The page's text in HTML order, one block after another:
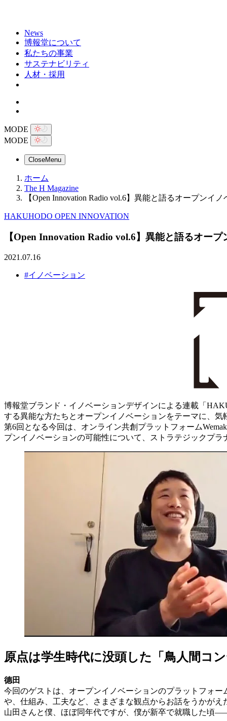
News
博報堂について
私たちの事業
サステナビリティ
人材・採用
MODE
MODE
CloseMenu
ホーム
The H Magazine
【Open Innovation Radio vol.6】異能と語るオープン
HAKUHODO OPEN INNOVATION
【Open Innovation Radio vol.6】異能と語るオー
2021.07.16
#イノベーション
博報堂ブランド・イノベーションデザインによる連載「
する異能な方たちとオープンイノベーションをテーマに、気
第6回となる今回は、オンライン共創プラットフォーム
プンイノベーションの可能性について、ストラテジックプ
原点は学生時代に没頭した「鳥人間コ
德田
今回のゲストは、オープンイノベーションのプラットフォ
や、仕組み、工夫など、さまざまな観点からお話をうかがえ
山田さんと僕、ほぼ同年代ですが、僕が新卒で就職した頃